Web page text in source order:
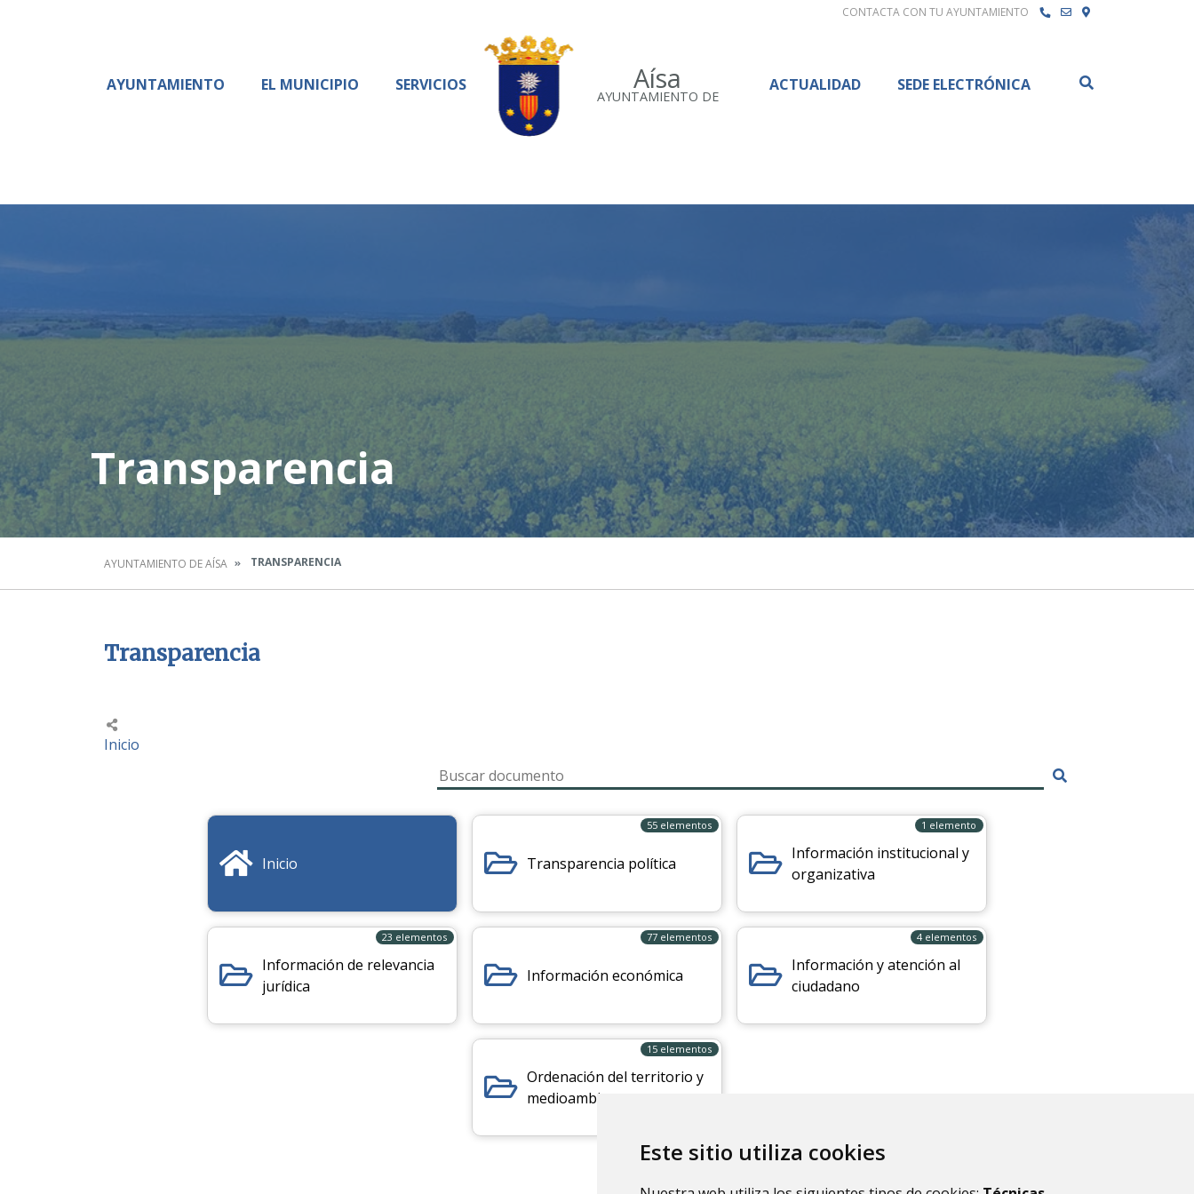
Este sitio utiliza cookies
CONTACTA CON TU AYUNTAMIENTO
Aísa
AYUNTAMIENTO DE
AYUNTAMIENTO EL MUNICIPIO SERVICIOS ACTUALIDAD SEDE ELECTRÓNICA
Transparencia
AYUNTAMIENTO DE AÍSA TRANSPARENCIA
Transparencia
Inicio
Inicio
55 elementos
Transparencia política
1 elemento
Información institucional y
organizativa
23 elementos
Información de relevancia
jurídica
77 elementos
Información económica
4 elementos
Información y atención al
ciudadano
15 elementos
Ordenación del territorio y
medioambiente